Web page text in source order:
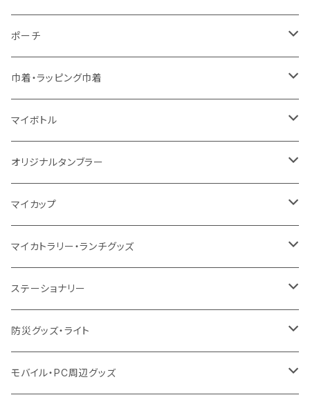
再生ファブリック
コットン
5oz
シーチング
キャンパス
8oz
10oz
デニム・デニムライク
ポリエステル
再生不織布
不織布
保冷
スウェット
5oz
10oz
コットン
シーチング
キャンパス
10oz
12oz
デニム
ポリエステル
不織布
保冷
ジュートコットン
再生ファブリック
5oz
コットン
5oz
キャンパス
ポリエステル
不織布
5oz
デニム
ポリエステル
不織布
スウェット
お買い物バッグ
ボトル
タンブラー
ランチグッズ
ハンカチ
傘
ポーチ
オーガニックコットン
フェアトレードコットン
再生ファブリック
キャンパス
デニム・デニムライク
ポリエステル
不織布
保冷
巾着・ラッピング巾着
コットン
オーガニックコットン
再生ファブリック
フェアトレードコットン
デニム・デニムライク
ポリエステル
リネン
マイボトル
ステンレスサーモ
ステンレス
アルミ
クリアボトル
カスタムデザインボトル
オリジナルタンブラー
サーモタンブラー
ステンレス2層タンブラー
プラスチック2層タンブラー
アルミタンブラー
バンブータンブラー
マイカップ
サーモ
ステンレス
バンブー
コーヒー配合
マイカトラリー・ランチグッズ
カトラリー
フードポット
コースター
ステーショナリー
単色ボールペン
多機能ペン
防災グッズ・ライト
防災セット
モバイル・PC周辺グッズ